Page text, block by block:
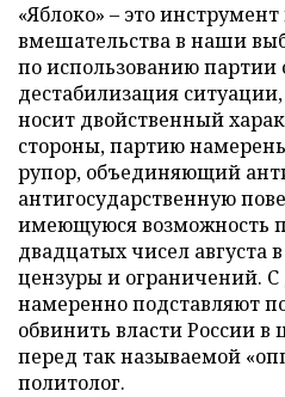
«Яблоко» – это
вмешательства в наши
по использованию партии
дестабилизация
носит двойственный
стороны, партию
рупор, объединяющий
антигосударственную
имеющуюся возможность
двадцатых чисел августа
цензуры и ограничений. С
намеренно подставляют
обвинить власти России в
перед так называемой
политолог.